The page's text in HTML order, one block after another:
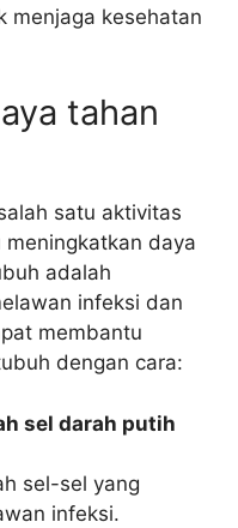
menjaga kesehatan
tahan
satu aktivitas
daya
adalah
infeksi dan
membantu
dengan cara:
sel darah putih
sel-sel yang
infeksi.